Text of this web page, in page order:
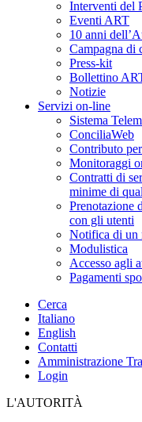
Interventi del
Eventi ART
10 anni
Campagna di
Press-kit
Bollettino
Notizie
Servizi on-line
Sistema
ConciliaWeb
Contributo
Monitoraggi
Contratti di
minime di
Prenotazione
con gli utenti
Notifica di un
Modulistica
Accesso agli
Pagamenti
Cerca
Italiano
English
Contatti
Amministrazione
Login
L'AUTORITÀ